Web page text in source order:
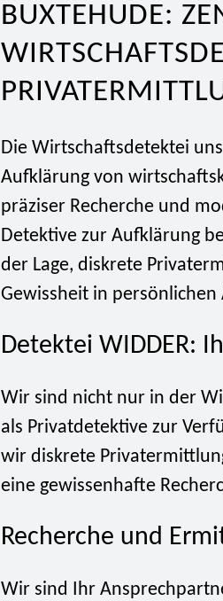
BUXTEHUDE:
Die Wirtschaftsdetektei
Aufklärung von
präziser Recherche und
Detektive zur Aufklärung
der Lage, diskrete
Gewissheit in persönlichen
Detektei WIDDER:
Wir sind nicht nur in der
als Privatdetektive zur
wir diskrete
eine gewissenhafte
Recherche und
Wir sind Ihr